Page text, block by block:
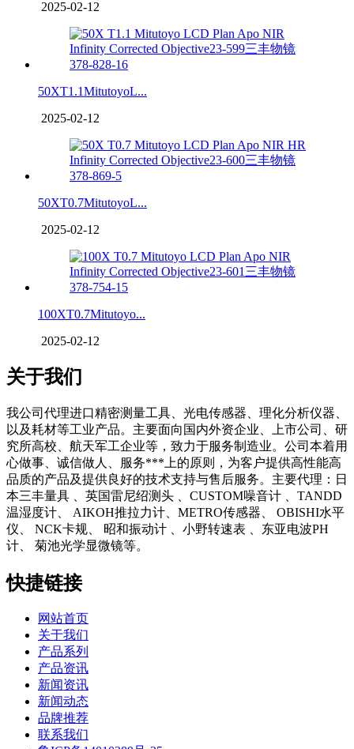
2025-02-12
50XT1.1MitutoyoL...
2025-02-12
50XT0.7MitutoyoL...
2025-02-12
100XT0.7Mitutoyo...
2025-02-12
关于我们
我公司代理进口精密测量工具、光电传感器、理化分析仪器、
以及耗材等工业产品。主要面向国内外资企业、上市公司、研
究所高校、航天军工企业等，致力于服务制造业。公司本着用
心做事、诚信做人、服务***上的原则，为客户提供高性能高
品质的产品及提供良好的技术支持与售后服务。主要代理：日
本三丰量具 、英国雷尼绍测头 、CUSTOM噪音计 、TANDD
温湿度计、 AIKOH推拉力计、METRO传感器、 OBISHI水平
仪、 NCK卡规、 昭和振动计 、小野转速表 、东亚电波PH
计、 菊池光学显微镜等。
快捷链接
网站首页
关于我们
产品系列
产品资讯
新闻资讯
新闻动态
品牌推荐
联系我们